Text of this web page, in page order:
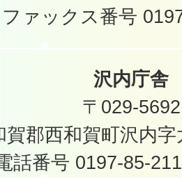
ファックス番号
沢内庁舎
〒029-5692
賀郡西和賀町沢内
話番号 0197-85-